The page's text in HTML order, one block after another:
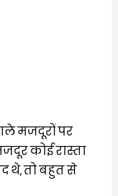
मजदूरों पर
कोई रास्ता
थे, तो बहुत से